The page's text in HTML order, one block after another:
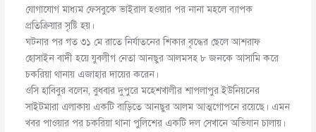
যোগাযোগ মাধ্যম ফেসবুকে ভাইরাল হওয়ার পর নানা মহলে ব্যাপক
প্রতিক্রিয়ার সৃষ্টি হয়।
ঘটনার পর গত ৩১ মে রাতে নির্যাতনের শিকার বৃদ্ধের ছেলে আশরাফ
হোসাইন বাদী হয়ে যুবলীগ নেতা আনছুর আলমসহ ৮ জনকে আসামি করে
চকরিয়া থানায় এজাহার দায়ের করেন।
ওসি হাবিবুর বলেন, বুধবার দুপুরে মহেশখালীর শাপলাপুর ইউনিয়নের
সাইটমারা এলাকায় একটি বাড়িতে আনছুর আলম আত্মগোপনে রয়েছে। এমন
খবর পাওয়ার পর চকরিয়া থানা পুলিশের একটি দল সেখানে অভিযান চালায়।